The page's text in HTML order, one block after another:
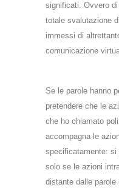
significati. Ovvero
totale svalutazione
immessi di
comunicazione
Se le parole hanno
pretendere che le
che ho chiamato
accompagna le
specificatamente: si
solo se le azioni
distante dalle parole